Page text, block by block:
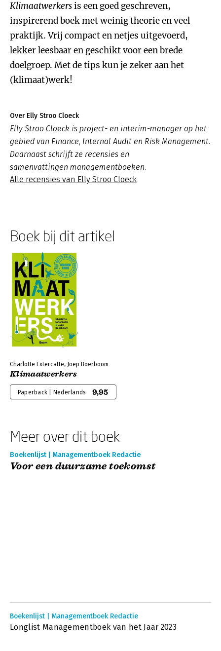
Klimaatwerkersis een goed geschreven,
inspirerend boek met weinig theorie en veel
praktijk. Vrij compact en netjes uitgevoerd,
lekker leesbaar en geschikt voor een brede
doelgroep. Met de tips kun je zeker aan het
(klimaat)werk!
Over Elly Stroo Cloeck
Elly Stroo Cloeck is project- en interim-manager op het
gebied van Finance, Internal Audit en Risk Management.
Daarnaast schrijft ze recensies en
samenvattingen managementboeken.
Alle recensies van Elly Stroo Cloeck
Boek bij dit artikel
Charlotte Extercatte, Joep Boerboom
Klimaatwerkers
Paperback | Nederlands 9,95
Meer over dit boek
Boekenlijst | Managementboek Redactie
Voor een duurzame toekomst
Boekenlijst | Managementboek Redactie
Longlist Managementboek van het Jaar 2023